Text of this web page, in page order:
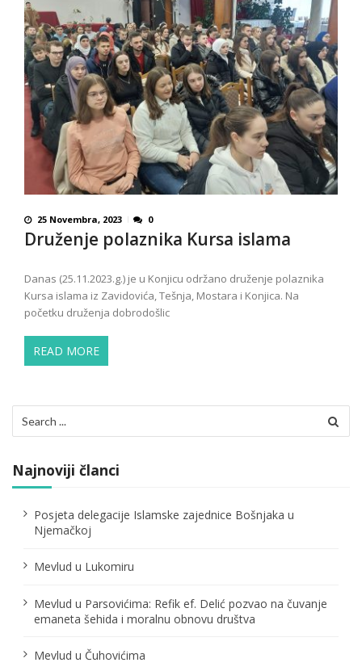
25 Novembra, 2023 0
Druženje polaznika Kursa islama
Danas (25.11.2023.g.) je u Konjicu održano druženje polaznika
Kursa islama iz Zavidovića, Tešnja, Mostara i Konjica. Na
početku druženja dobrodošlic
READ MORE
for:
Najnoviji članci
Posjeta delegacije Islamske zajednice Bošnjaka u
Njemačkoj
Mevlud u Lukomiru
Mevlud u Parsovićima: Refik ef. Delić pozvao na čuvanje
emaneta šehida i moralnu obnovu društva
Mevlud u Čuhovićima